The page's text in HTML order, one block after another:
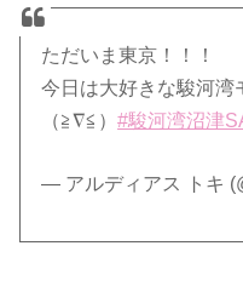
ただいま東京！！！
今日は大好きな駿河湾
（≧∇≦）#駿河湾沼津
— アルディアス トキ